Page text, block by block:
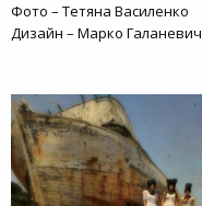
Фото – Тетяна Василенко
Дизайн – Марко Галаневич